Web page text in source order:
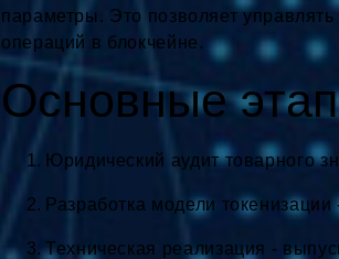
параметры. Это позволяет
операций в блокчейне.
Основные
Юридический аудит товарного
Разработка модели
Техническая реализация -